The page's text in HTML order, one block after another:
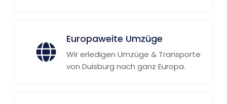
Europaweite Umzüge
Wir erledigen Umzüge & Transporte
von Duisburg nach ganz Europa.